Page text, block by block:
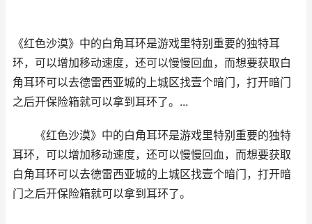
《红色沙漠》中的白角耳环是游戏里特别重要的独特耳
环，可以增加移动速度，还可以慢慢回血，而想要获取白
角耳环可以去德雷西亚城的上城区找壹个暗门，打开暗门
之后开保险箱就可以拿到耳环了。...
《红色沙漠》中的白角耳环是游戏里特别重要的独特
耳环，可以增加移动速度，还可以慢慢回血，而想要获取
白角耳环可以去德雷西亚城的上城区找壹个暗门，打开暗
门之后开保险箱就可以拿到耳环了。